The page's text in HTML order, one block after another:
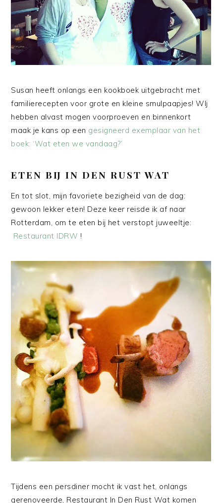
Susan heeft onlangs een kookboek uitgebracht met
familierecepten voor grote en kleine smulpaapjes! WIj
hebben alvast mogen voorproeven en binnenkort
maak je kans op een gesigneerd exemplaar van het
boek: ‘Wat eten we vandaag?’
ETEN BIJ IN DEN RUST WAT
En tot slot, mijn favoriete bezigheid van de dag:
gewoon lekker eten! Deze keer reisde ik af naar
Rotterdam, om te eten bij het verstopt juweeltje:
Restaurant IDRW !
Tijdens een persdiner mocht ik vast het, onlangs
gerenoveerde, Restaurant In Den Rust Wat komen